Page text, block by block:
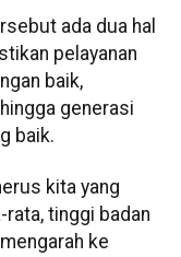
ada dua hal
pelayanan
baik,
generasi
baik.
kita yang
tinggi badan
ke